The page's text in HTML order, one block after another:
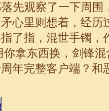
先观察了一下周围
心里则想着，经历
了指，混世手镯，
拿东西换，剑锋
年完整客户端？和